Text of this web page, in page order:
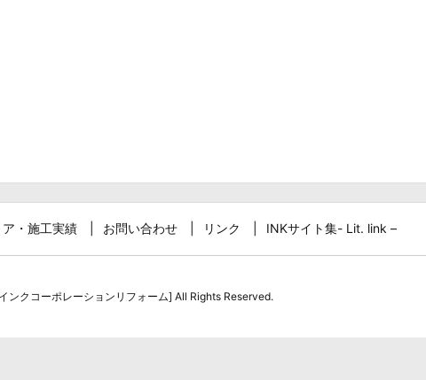
・施工実績 お問い合わせ リンク INKサイト集- Lit. link –
ンクコーポレーションリフォーム] All Rights Reserved.